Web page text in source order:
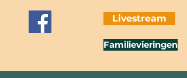
Livestream
Familievieringen